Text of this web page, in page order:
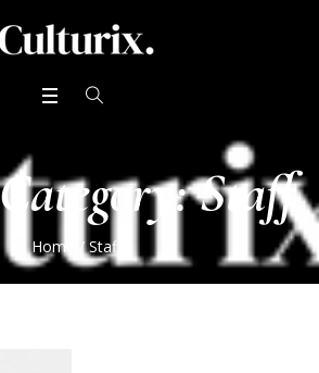
Staff
Home /Staff